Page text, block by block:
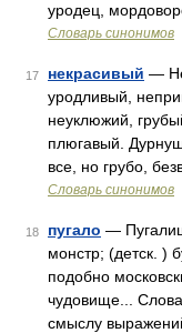
уродец,
Словарь синонимов
17 некрасивый —
уродливый,
неуклюжий,
плюгавый.
все, но грубо,
Словарь синонимов
18 пугало —
монстр; (детск. )
подобно
чудовище...
смыслу